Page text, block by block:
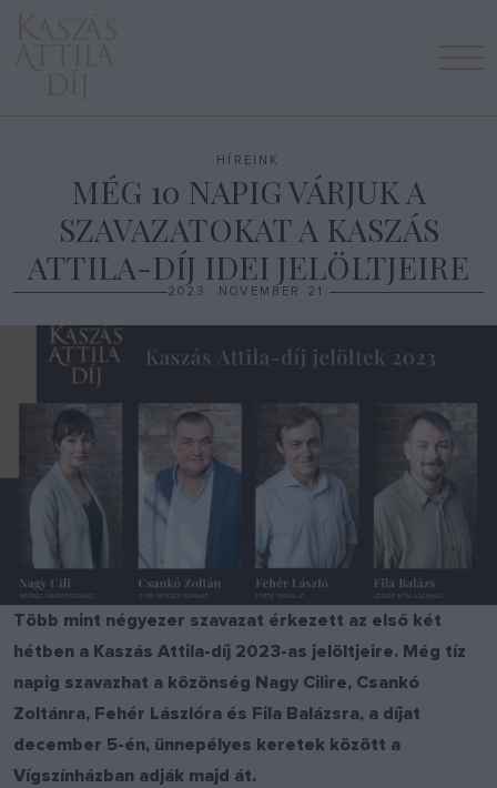
HÍREINK
MÉG 10 NAPIG VÁRJUK A
SZAVAZATOKAT A KASZÁS
ATTILA-DÍJ IDEI JELÖLTJEIRE
2023. NOVEMBER 21.
Több mint négyezer szavazat érkezett az első két
hétben a Kaszás Attila-díj 2023-as jelöltjeire. Még tíz
napig szavazhat a közönség Nagy Cilire, Csankó
Zoltánra, Fehér Lászlóra és Fila Balázsra, a díjat
december 5-én, ünnepélyes keretek között a
Vígszínházban adják majd át.